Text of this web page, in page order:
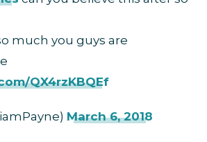
much you guys are
QX4rzKBQEf
March 6, 2018